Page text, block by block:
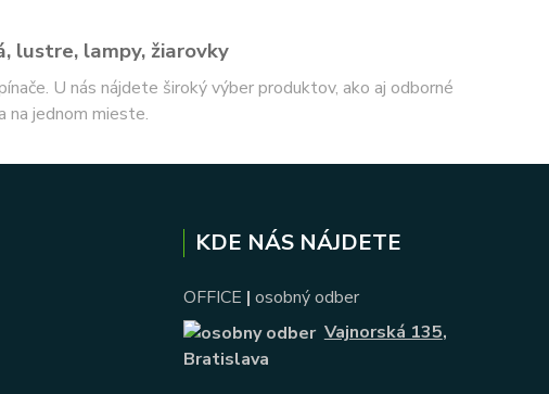
lustre, lampy, žiarovky
U nás nájdete široký výber produktov, ako aj odborné
jednom mieste.
KDE NÁS NÁJDETE
OFFICE | osobný odber
Vajnorská 135,
Bratislava